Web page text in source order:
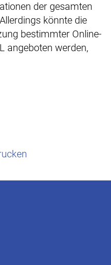
der gesamten
könnte die
bestimmter Online-
angeboten werden,